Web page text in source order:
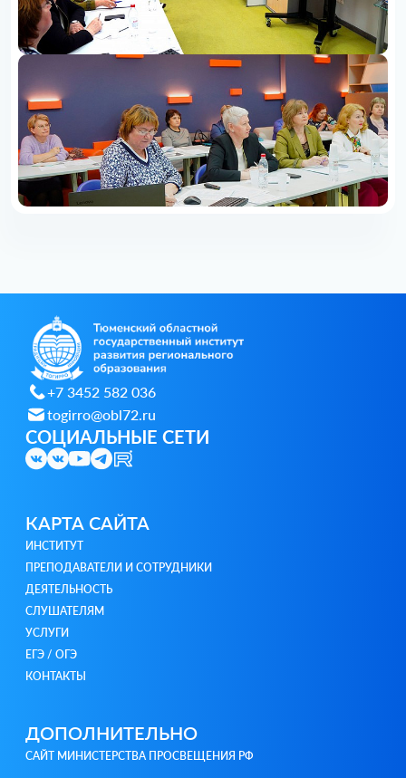
+7 3452 582 036
togirro@obl72.ru
СОЦИАЛЬНЫЕ СЕТИ
КАРТА САЙТА
ИНСТИТУТ
ПРЕПОДАВАТЕЛИ И СОТРУДНИКИ
ДЕЯТЕЛЬНОСТЬ
СЛУШАТЕЛЯМ
УСЛУГИ
ЕГЭ / ОГЭ
КОНТАКТЫ
ДОПОЛНИТЕЛЬНО
САЙТ МИНИСТЕРСТВА ПРОСВЕЩЕНИЯ РФ